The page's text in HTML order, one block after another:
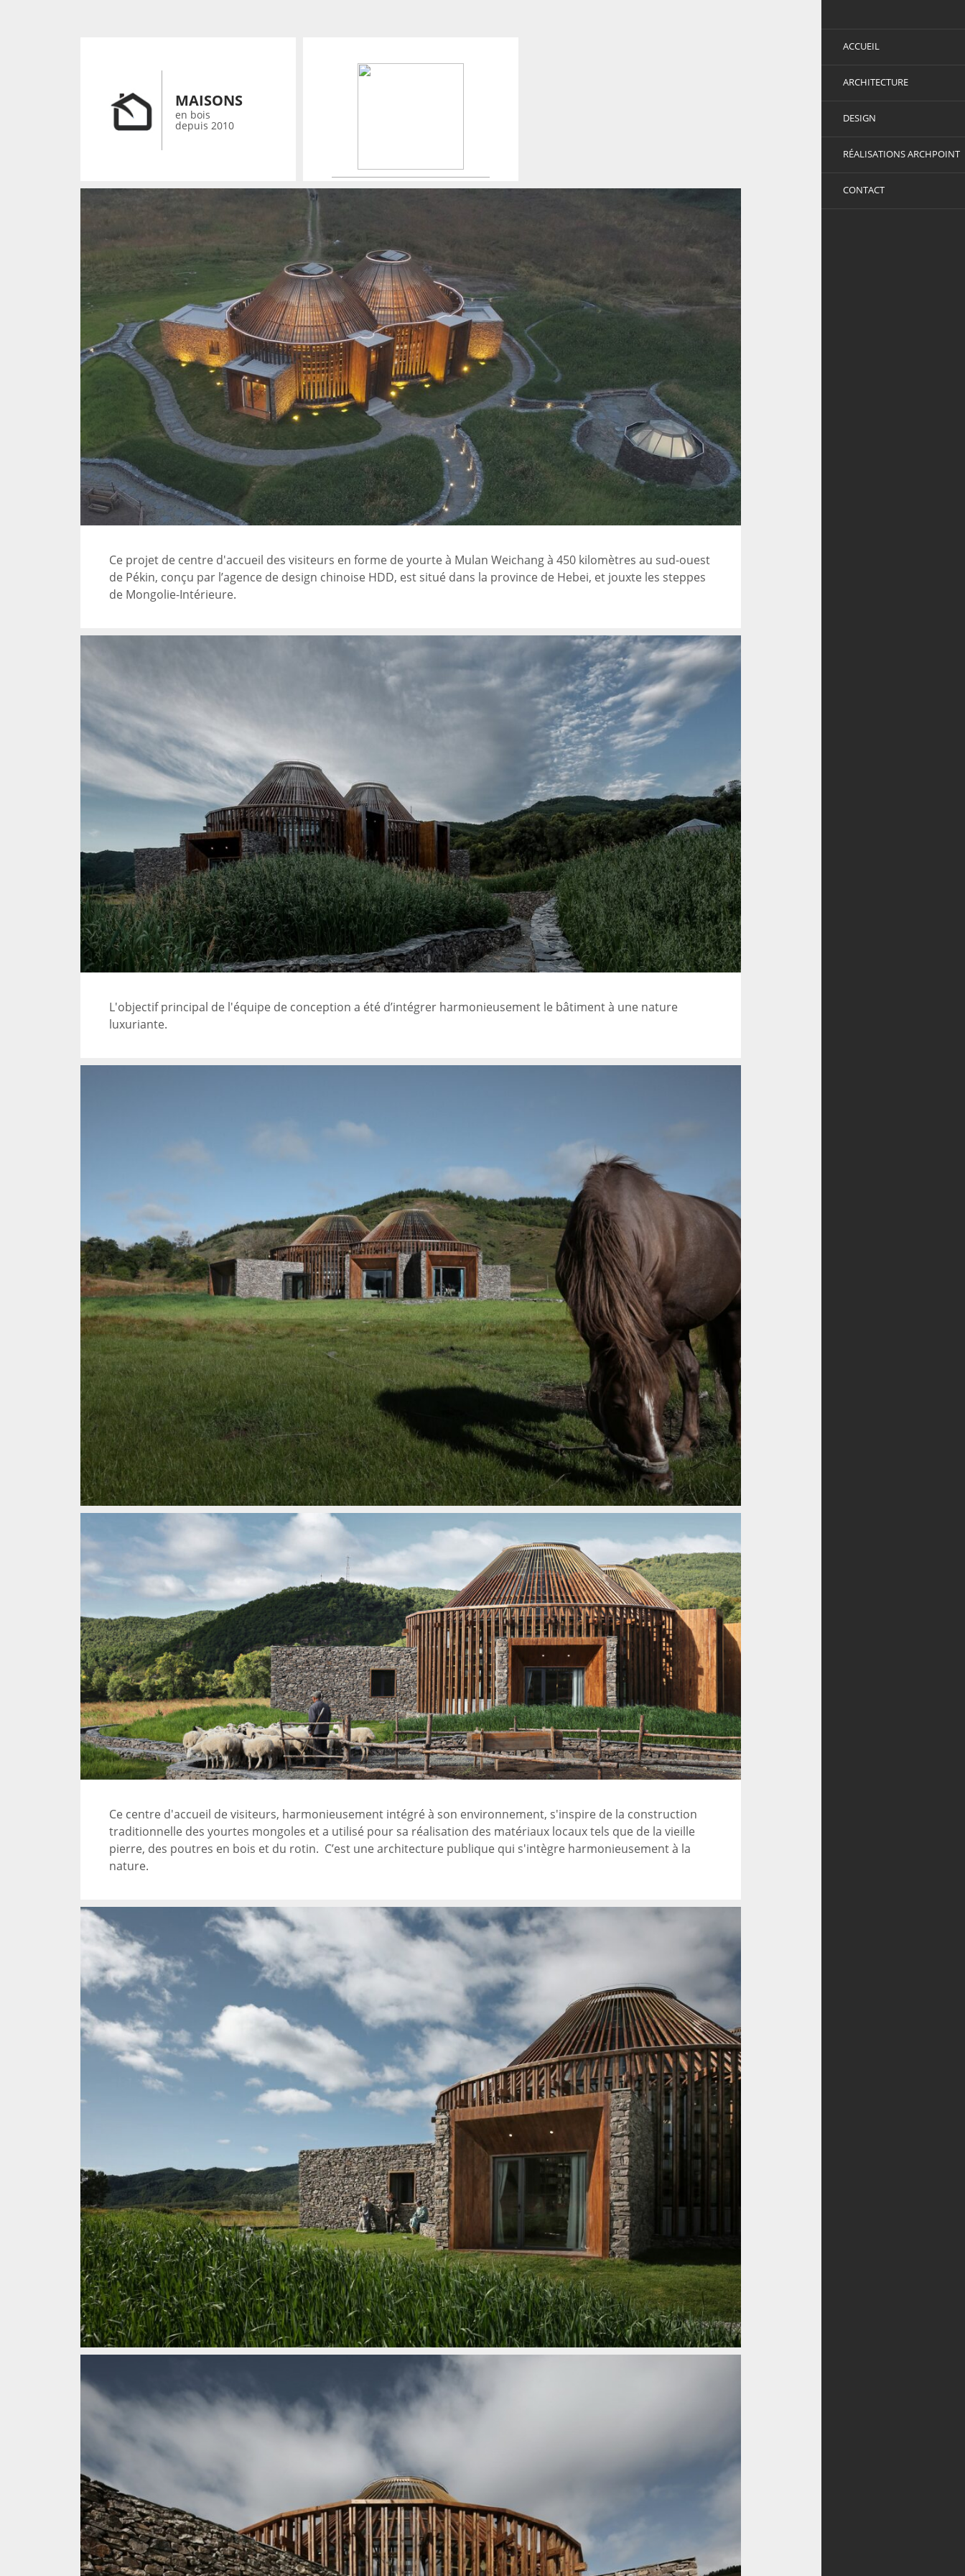
ACCUEIL
ARCHITECTURE
DESIGN
RÉALISATIONS ARCHPOINT
CONTACT
MAISONS
en bois
depuis 2010
Ce projet de centre d'accueil des visiteurs en forme de yourte à Mulan Weichang à 450 kilomètres au sud-ouest
de Pékin, conçu par l’agence de design chinoise HDD, est situé dans la province de Hebei, et jouxte les steppes
de Mongolie-Intérieure.
L'objectif principal de l'équipe de conception a été d’intégrer harmonieusement le bâtiment à une nature
luxuriante.
Ce centre d'accueil de visiteurs, harmonieusement intégré à son environnement, s'inspire de la construction
traditionnelle des yourtes mongoles et a utilisé pour sa réalisation des matériaux locaux tels que de la vieille
pierre, des poutres en bois et du rotin. C’est une architecture publique qui s'intègre harmonieusement à la
nature.